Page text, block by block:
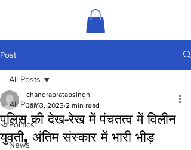
Post
All Posts
Politics
News
All Posts
पुलिस की देख-रेख में पंचतत्व में विलीन
युवती, अंतिम संस्कार में भारी भीड़
chandrapratapsingh
Jan 3, 2023 2 min read